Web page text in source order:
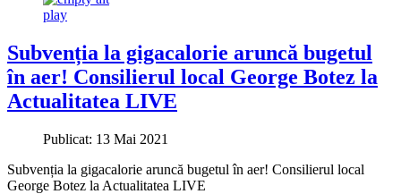
play
Subvenția la gigacalorie aruncă bugetul
în aer! Consilierul local George Botez la
Actualitatea LIVE
Publicat: 13 Mai 2021
Subvenția la gigacalorie aruncă bugetul în aer! Consilierul local
George Botez la Actualitatea LIVE